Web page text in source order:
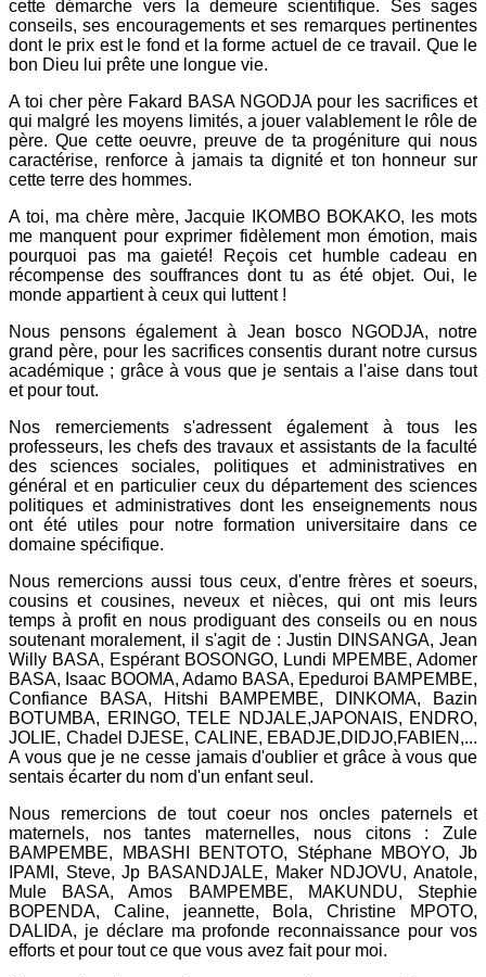
cette démarche vers la demeure scientifique. Ses sages
conseils, ses encouragements et ses remarques pertinentes
dont le prix est le fond et la forme actuel de ce travail. Que le
bon Dieu lui prête une longue vie.
A toi cher père Fakard BASA NGODJA pour les sacrifices et
qui malgré les moyens limités, a jouer valablement le rôle de
père. Que cette oeuvre, preuve de ta progéniture qui nous
caractérise, renforce à jamais ta dignité et ton honneur sur
cette terre des hommes.
A toi, ma chère mère, Jacquie IKOMBO BOKAKO, les mots
me manquent pour exprimer fidèlement mon émotion, mais
pourquoi pas ma gaieté! Reçois cet humble cadeau en
récompense des souffrances dont tu as été objet. Oui, le
monde appartient à ceux qui luttent !
Nous pensons également à Jean bosco NGODJA, notre
grand père, pour les sacrifices consentis durant notre cursus
académique ; grâce à vous que je sentais a l'aise dans tout
et pour tout.
Nos remerciements s'adressent également à tous les
professeurs, les chefs des travaux et assistants de la faculté
des sciences sociales, politiques et administratives en
général et en particulier ceux du département des sciences
politiques et administratives dont les enseignements nous
ont été utiles pour notre formation universitaire dans ce
domaine spécifique.
Nous remercions aussi tous ceux, d'entre frères et soeurs,
cousins et cousines, neveux et nièces, qui ont mis leurs
temps à profit en nous prodiguant des conseils ou en nous
soutenant moralement, il s'agit de : Justin DINSANGA, Jean
Willy BASA, Espérant BOSONGO, Lundi MPEMBE, Adomer
BASA, Isaac BOOMA, Adamo BASA, Epeduroi BAMPEMBE,
Confiance BASA, Hitshi BAMPEMBE, DINKOMA, Bazin
BOTUMBA, ERINGO, TELE NDJALE,JAPONAIS, ENDRO,
JOLIE, Chadel DJESE, CALINE, EBADJE,DIDJO,FABIEN,...
A vous que je ne cesse jamais d'oublier et grâce à vous que
sentais écarter du nom d'un enfant seul.
Nous remercions de tout coeur nos oncles paternels et
maternels, nos tantes maternelles, nous citons : Zule
BAMPEMBE, MBASHI BENTOTO, Stéphane MBOYO, Jb
IPAMI, Steve, Jp BASANDJALE, Maker NDJOVU, Anatole,
Mule BASA, Amos BAMPEMBE, MAKUNDU, Stephie
BOPENDA, Caline, jeannette, Bola, Christine MPOTO,
DALIDA, je déclare ma profonde reconnaissance pour vos
efforts et pour tout ce que vous avez fait pour moi.